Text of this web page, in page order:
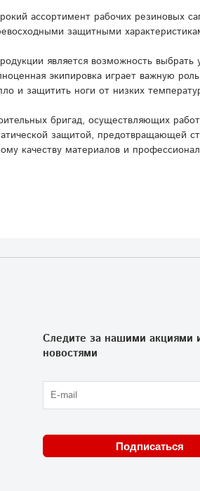
ассортимент рабочих резиновых
защитными
является возможность
экипировка играет важную
и защитить ноги от низких
бригад, осуществляющих
защитой, предотвращающей
качеству материалов и
Следите за нашими акциями
новостями
Подписаться